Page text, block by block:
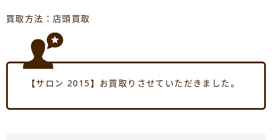
買取方法：店頭買取
【サロン 2015】お買取りさせていただきました。